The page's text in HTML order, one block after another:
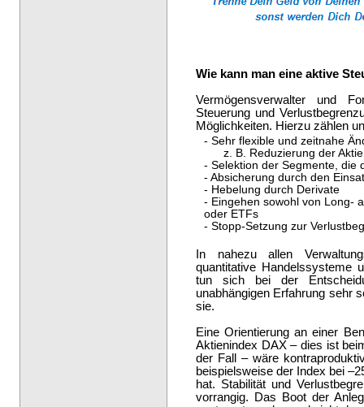
Wie kann man eine aktive
Vermögensverwalter und
Steuerung und
Möglichkeiten. Hierzu zählen
- Sehr flexible und zeitnahe
z. B. Reduzierung der
- Selektion der Segmente, die
- Absicherung durch den
- Hebelung durch Derivate
- Eingehen sowohl von Long-
oder ETFs
- Stopp-Setzung zur
In nahezu allen
quantitative Handelssysteme
tun sich bei der
unabhängigen Erfahrung sehr
sie.
Eine Orientierung an einer
Aktienindex DAX – dies ist
der Fall – wäre
beispielsweise der Index bei
hat. Stabilität und
vorrangig. Das Boot der